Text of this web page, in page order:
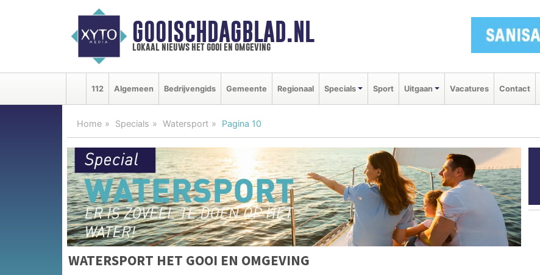
GOOISCHDAGBLAD.NL
lokaal nieuws het gooi en omgeving
112 Algemeen Bedrijvengids Gemeente Regionaal Specials Sport Uitgaan Vacatures Contact
Home Specials Watersport Pagina 10
WATERSPORT HET GOOI EN OMGEVING